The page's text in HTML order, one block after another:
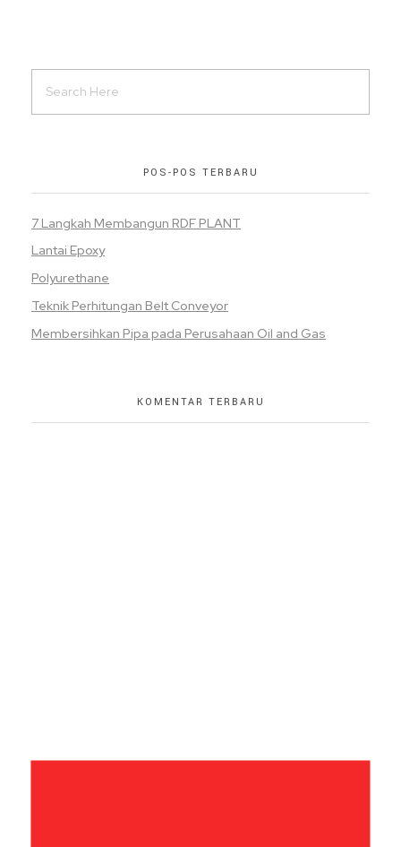
POS-POS TERBARU
7 Langkah Membangun RDF PLANT
Lantai Epoxy
Polyurethane
Teknik Perhitungan Belt Conveyor
Membersihkan Pipa pada Perusahaan Oil and Gas
KOMENTAR TERBARU